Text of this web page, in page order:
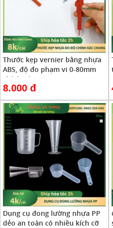
Thước kẹp vernier bằng nhựa
ABS, độ đo phạm vi 0-80mm
chính xác cao
8.000 đ
Dụng cụ đong lường nhựa PP
dẻo an toàn có nhiều kích cỡ